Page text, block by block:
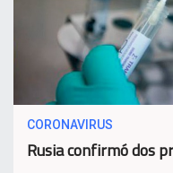
CORONAVIRUS
Rusia confirmó dos